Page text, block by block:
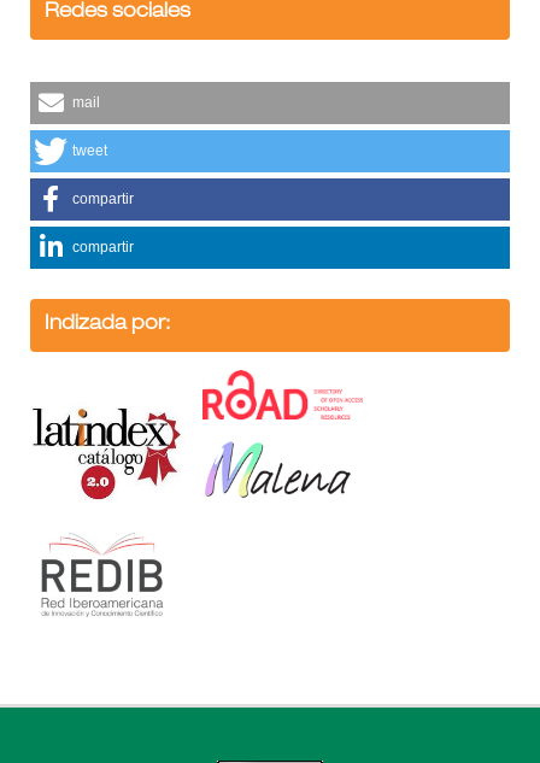
Redes sociales
mail
tweet
compartir
compartir
Indizada por: